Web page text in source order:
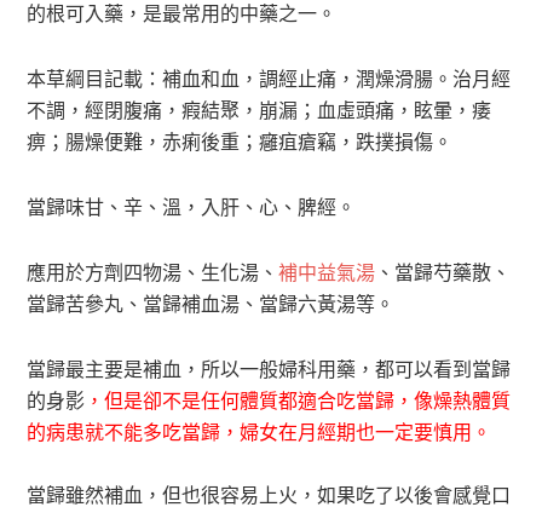
的根可入藥，是最常用的中藥之一。
本草綱目記載：補血和血，調經止痛，潤燥滑腸。治月經
不調，經閉腹痛，瘕結聚，崩漏；血虛頭痛，眩暈，痿
痹；腸燥便難，赤痢後重；癰疽瘡竊，跌撲損傷。
當歸味甘、辛、溫，入肝、心、脾經。
應用於方劑四物湯、生化湯、補中益氣湯 、當歸芍藥散、
當歸苦參丸、當歸補血湯、當歸六黃湯等。
當歸最主要是補血，所以一般婦科用藥，都可以看到當歸
的身影 ，但是卻不是任何體質都適合吃當歸，像燥熱體質
的病患就不能多吃當歸，婦女在月經期也一定要慎用。
當歸雖然補血，但也很容易上火，如果吃了以後會感覺口